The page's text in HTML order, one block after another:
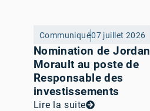
Communiqué07 juillet 2026
Nomination de Jordan
Morault au poste de
Responsable des
investissements
Lire la suite